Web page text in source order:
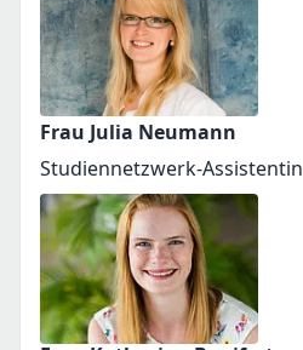
Frau Julia Neumann
Studiennetzwerk-Assistentin